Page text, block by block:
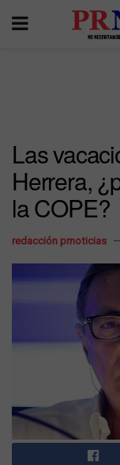
Las
Herrera,
la COPE?
redacción prnoticias